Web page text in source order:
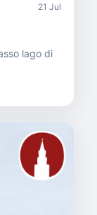
21 Jul
lago di